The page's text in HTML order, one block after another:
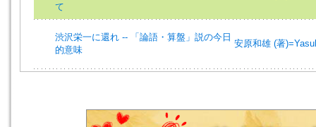
て
渋沢栄一に還れ -- 「論語・算盤」説の今日
的意味
安原和雄 (著